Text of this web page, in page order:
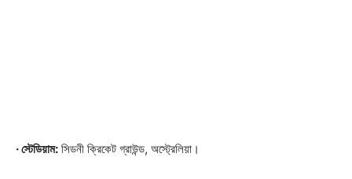
· স্টেডিয়াম: সিডনী ক্রিকেট গ্রাউন্ড, অস্ট্রেলিয়া।